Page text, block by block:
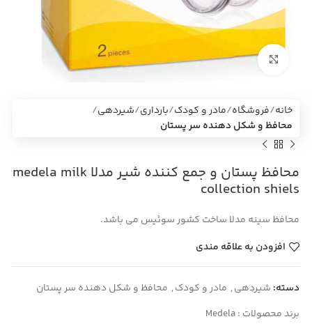
بزرگنمایی تصویر
خانه فروشگاه مادر و کودک بارداری شیردهی
محافظ و شکل دهنده سر پستان
محافظ پستان و جمع کننده شیر مدلا medela milk
collection shiels
محافظ سینه مدلا ساخت کشور سوئیس می باشد.
افزودن به علاقه مندی
دسته: شیردهی, مادر و کودک, محافظ و شکل دهنده سر پستان
برند محصولات :Medela